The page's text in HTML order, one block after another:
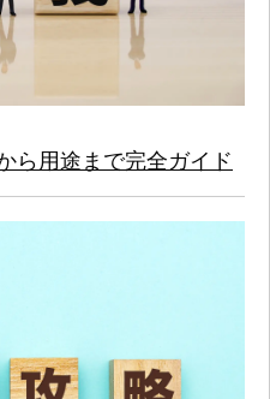
ら用途まで完全ガイド